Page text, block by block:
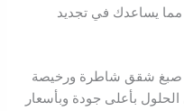
مما يساعدك في تجديد
صبغ شقق شاطرة ورخيصة
بأعلى جودة وبأسعار